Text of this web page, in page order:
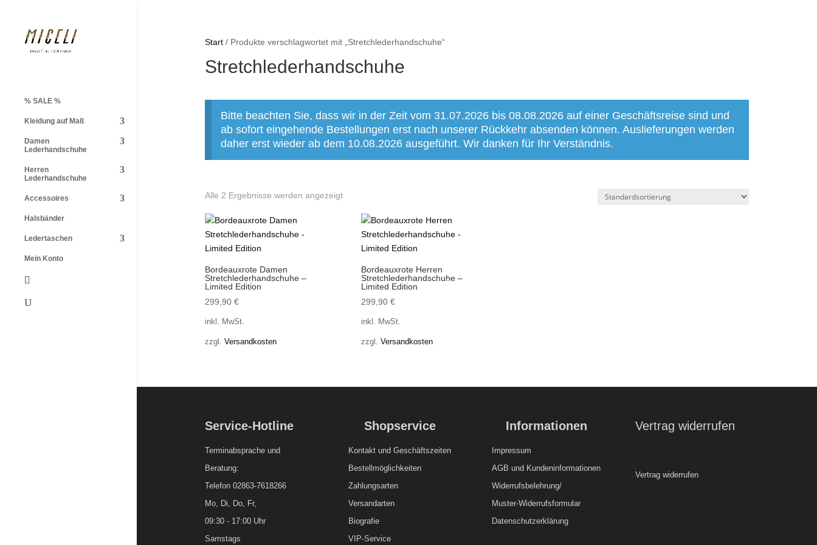
% SALE %
Kleidung auf Maß
Damen
Lederhandschuhe
Herren
Lederhandschuhe
Accessoires
Halsbänder
Ledertaschen
Mein Konto
Start/ Produkte verschlagwortet mit „Stretchlederhandschuhe“
Stretchlederhandschuhe
Bitte beachten Sie, dass wir in der Zeit vom 31.07.2026 bis 08.08.2026 auf einer Geschäftsreise sind und
ab sofort eingehende Bestellungen erst nach unserer Rückkehr absenden können. Auslieferungen werden
daher erst wieder ab dem 10.08.2026 ausgeführt. Wir danken für Ihr Verständnis.
Alle 2 Ergebnisse werden angezeigt
Bordeauxrote Damen
Stretchlederhandschuhe –
Limited Edition
299,90 €
inkl. MwSt.
zzgl. Versandkosten
Bordeauxrote Herren
Stretchlederhandschuhe –
Limited Edition
299,90€
inkl. MwSt.
zzgl.Versandkosten
Service-Hotline
Terminabsprache und
Beratung:
Telefon 02863-7618266
Mo, Di, Do, Fr,
09:30 - 17:00 Uhr
Samstags
Shopservice
Kontakt und Geschäftszeiten
Bestellmöglichkeiten
Zahlungsarten
Versandarten
Biografie
VIP-Service
Informationen
Impressum
AGB und Kundeninformationen
Widerrufsbelehrung/
Muster-Widerrufsformular
Datenschutzerklärung
Vertrag widerrufen
Vertrag widerrufen